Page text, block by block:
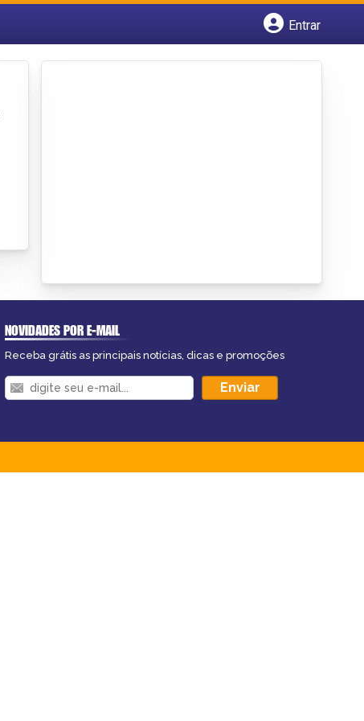
Entrar
NOVIDADES POR E-MAIL
Receba grátis as principais notícias, dicas e promoções